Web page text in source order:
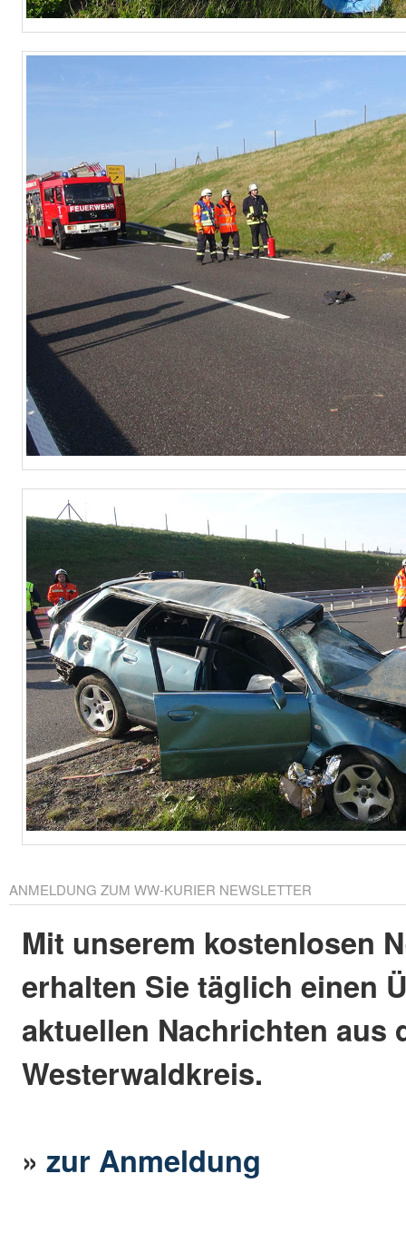
ANMELDUNG ZUM WW-KURIER NEWSLETTER
Mit unserem kostenlosen
erhalten Sie täglich einen
aktuellen Nachrichten aus
Westerwaldkreis.
»zur Anmeldung